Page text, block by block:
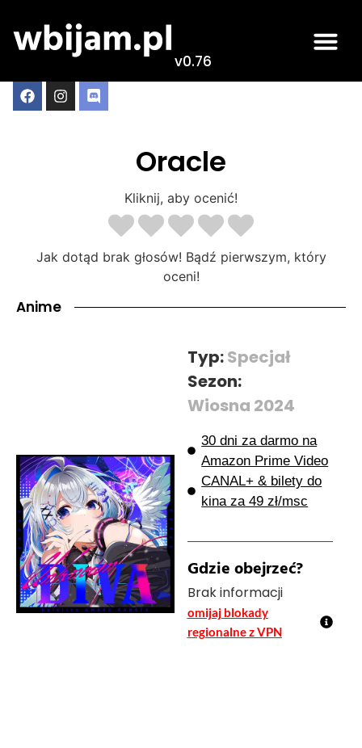
v0.76
Oracle
Kliknij, aby ocenić!
Jak dotąd brak głosów! Bądź pierwszym, który
oceni!
Anime
Typ:Specjał
Sezon:
Wiosna 2024
30 dni za darmo na
Amazon Prime Video
CANAL+ & bilety do
kina za 49 zł/msc
Gdzie obejrzeć?
Brak informacji
omijaj blokady
regionalne z VPN